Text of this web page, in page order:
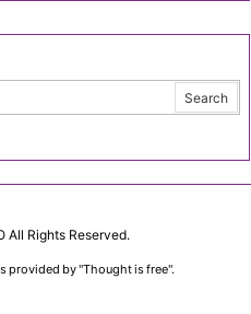
All Rights Reserved.
provided by "Thought is free".